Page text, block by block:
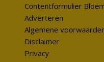
Contentformulier
Adverteren
Algemene
Disclaimer
Privacy